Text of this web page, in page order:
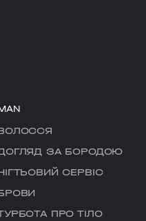
ЗА БОРОДОЮ
СЕРВІС
ПРО ТІЛО